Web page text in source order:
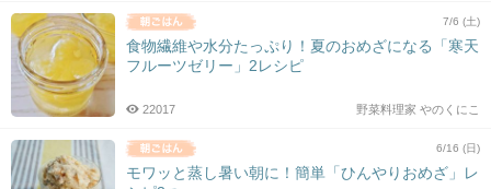
7/6 (土)
食物繊維や水分たっぷり！夏のおめざになる「寒天
フルーツゼリー」2レシピ
野菜料理家 やのくにこ
22017
6/16 (日)
モワッと蒸し暑い朝に！簡単「ひんやりおめざ」レ